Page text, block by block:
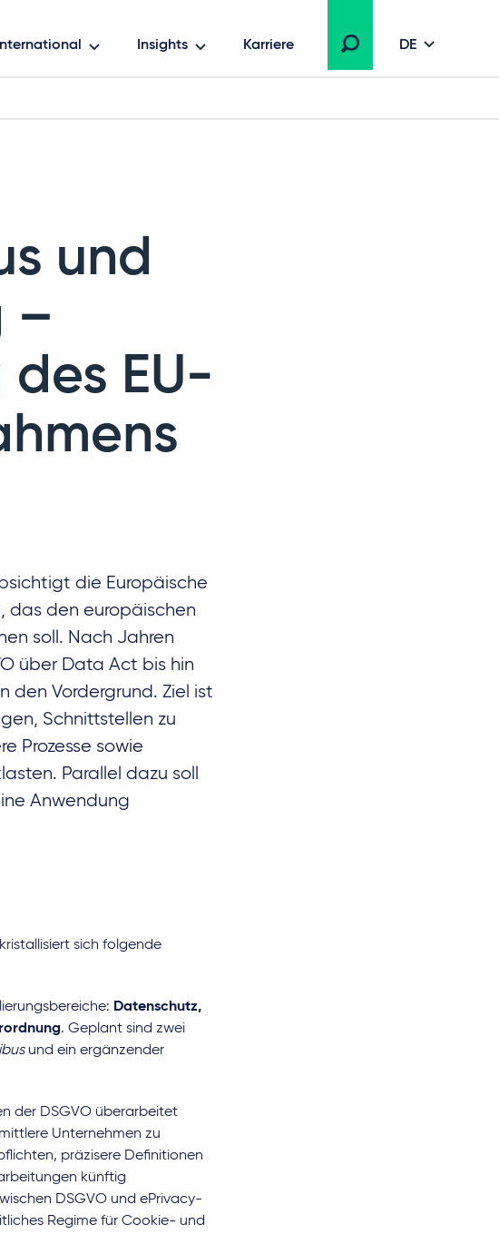
International Insights Karriere DE
und
–
EU-
die Europäische
das den europäischen
soll. Nach Jahren
über Data Act bis hin
den Vordergrund. Ziel ist
Schnittstellen zu
Prozesse sowie
Parallel dazu soll
Anwendung
sich folgende
Datenschutz,
. Geplant sind zwei
und ein ergänzender
der DSGVO überarbeitet
Unternehmen zu
präzisere Definitionen
künftig
DSGVO und ePrivacy-
Regime für Cookie- und